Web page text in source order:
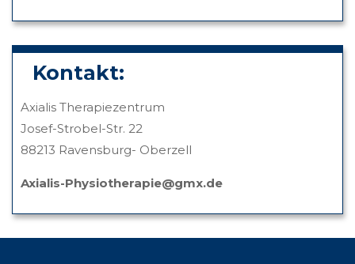
Kontakt:
Axialis Therapiezentrum
Josef-Strobel-Str. 22
88213 Ravensburg- Oberzell
Axialis-Physiotherapie@gmx.de